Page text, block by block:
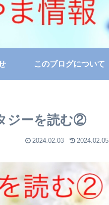
このブログについて
ジーを読む②
2024.02.03 2024.02.05